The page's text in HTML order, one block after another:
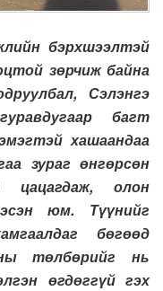
бэрхшээлтэй
зөрчиж байна
Сэлэнгэ
багт
хашаандаа
зураг өнгөрсөн
цацагдаж, олон
юм. Түүнийг
бөгөөд
төлбөрийг нь
өгдөггүй гэх